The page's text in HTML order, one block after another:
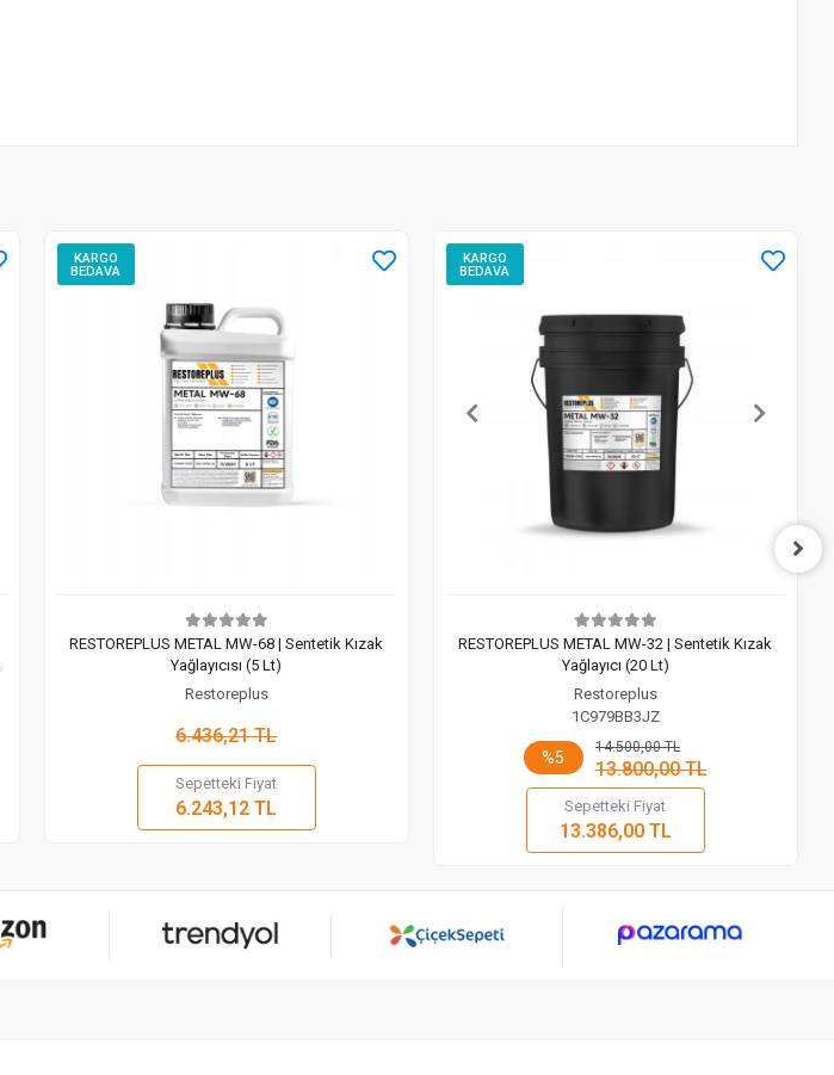
KARGO
BEDAVA
RESTOREPLUS METAL MW-68 | Sentetik Kızak
Yağlayıcısı (5 Lt)
Restoreplus
6.436,21 TL
Sepetteki Fiyat
6.243,12 TL
Adet
Sepete Ekle
KARGO
BEDAVA
RESTOREPLUS METAL MW-32 | Sentetik Kızak
Yağlayıcı (20 Lt)
Restoreplus
1C979BB3JZ
%5
14.500,00 TL
13.800,00 TL
Sepetteki Fiyat
13.386,00 TL
Adet
Sepete Ekle